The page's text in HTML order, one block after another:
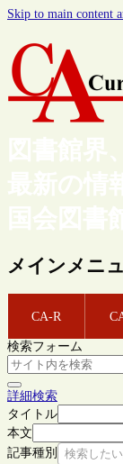
Skip to main content
図書館界
最新の情
国会図書
メインメニ
CA-R
検索フォーム
詳細検索
タイトル
本文
記事種別
検索した